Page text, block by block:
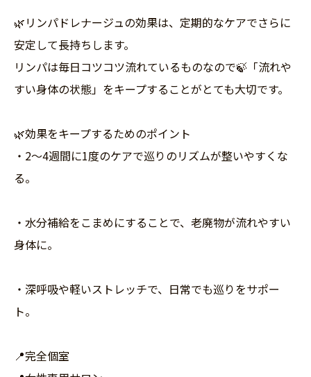
🌿リンパドレナージュの効果は、定期的なケアでさらに
安定して長持ちします。
リンパは毎日コツコツ流れているものなので🍃「流れや
すい身体の状態」をキープすることがとても大切です。
🌿効果をキープするためのポイント
・2〜4週間に1度のケアで巡りのリズムが整いやすくな
る。
・水分補給をこまめにすることで、老廃物が流れやすい
身体に。
・深呼吸や軽いストレッチで、日常でも巡りをサポー
ト。
📍完全個室